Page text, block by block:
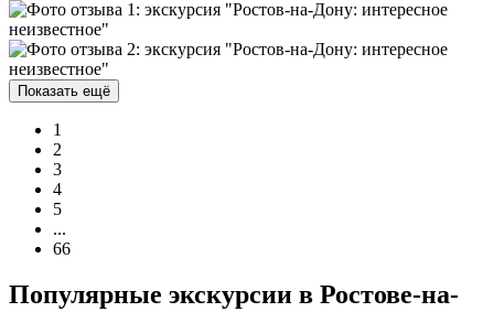
Показать ещё
1
2
3
4
5
...
66
Популярные экскурсии в Ростове-на-